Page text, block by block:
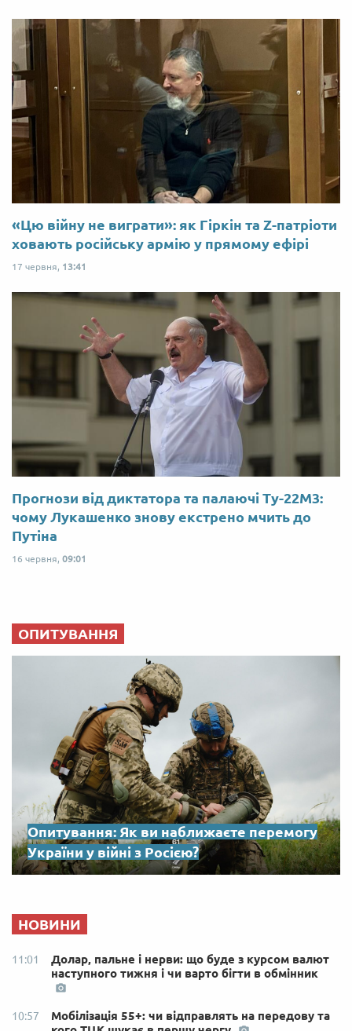
«Цю війну не виграти»: як Гіркін та Z-патріоти
ховають російську армію у прямому ефірі
17 червня, 13:41
Прогнози від диктатора та палаючі Ту-22М3:
чому Лукашенко знову екстрено мчить до
Путіна
16 червня, 09:01
ОПИТУВАННЯ
Опитування: Як ви наближаєте перемогу
України у війні з Росією?
НОВИНИ
11:01
Долар, пальне і нерви: що буде з курсом валют
наступного тижня і чи варто бігти в обмінник
10:57
Мобілізація 55+: чи відправлять на передову та